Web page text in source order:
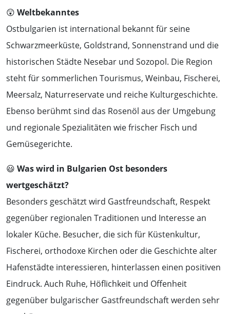
😲 Weltbekanntes
Ostbulgarien ist international bekannt für seine
Schwarzmeerküste, Goldstrand, Sonnenstrand und die
historischen Städte Nesebar und Sozopol. Die Region
steht für sommerlichen Tourismus, Weinbau, Fischerei,
Meersalz, Naturreservate und reiche Kulturgeschichte.
Ebenso berühmt sind das Rosenöl aus der Umgebung
und regionale Spezialitäten wie frischer Fisch und
Gemüsegerichte.
😃 Was wird in Bulgarien Ost besonders
wertgeschätzt?
Besonders geschätzt wird Gastfreundschaft, Respekt
gegenüber regionalen Traditionen und Interesse an
lokaler Küche. Besucher, die sich für Küstenkultur,
Fischerei, orthodoxe Kirchen oder die Geschichte alter
Hafenstädte interessieren, hinterlassen einen positiven
Eindruck. Auch Ruhe, Höflichkeit und Offenheit
gegenüber bulgarischer Gastfreundschaft werden sehr